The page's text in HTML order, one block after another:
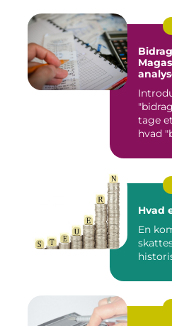
"bidrag" I denne
tage
hvad
Hvad
En